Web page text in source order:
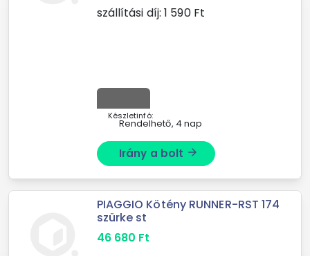
szállítási díj: 1 590Ft
Készletinfó:
Rendelhető, 4 nap
Irány a bolt arrow_forward
PIAGGIO Kötény RUNNER-RST 174
szürke st
46 680 Ft